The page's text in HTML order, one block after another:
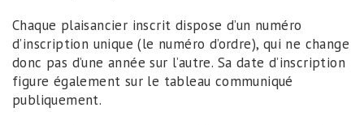
Chaque plaisancier inscrit dispose d’un numéro
d’inscription unique (le numéro d’ordre), qui ne change
donc pas d’une année sur l’autre. Sa date d’inscription
figure également sur le tableau communiqué
publiquement.